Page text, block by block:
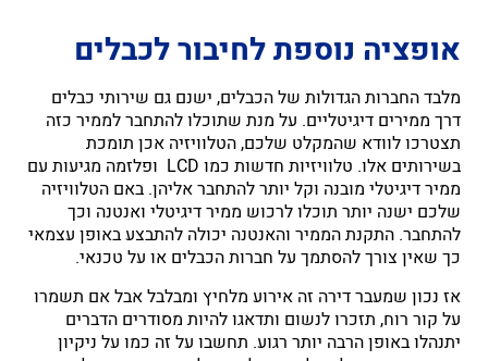
אופציה נוספת לחיבור לכבלים
מלבד החברות הגדולות של הכבלים, ישנם גם שירותי כבלים
דרך ממירים דיגיטליים. על מנת שתוכלו להתחבר לממיר כזה
תצטרכו לוודא שהמקלט שלכם, הטלוויזיה אכן תומכת
בשירותים אלו. טלוויזיות חדשות כמו LCD ופלזמה מגיעות עם
ממיר דיגיטלי מובנה וקל יותר להתחבר אליהן. באם הטלוויזיה
שלכם ישנה יותר תוכלו לרכוש ממיר דיגיטלי ואנטנה וכך
להתחבר. התקנת הממיר והאנטנה יכולה להתבצע באופן עצמאי
כך שאין צורך להסתמך על חברות הכבלים או על טכנאי.
אז נכון שמעבר דירה זה אירוע מלחיץ ומבלבל אבל אם תשמרו
על קור רוח, תזכרו לנשום ותדאגו להיות מסודרים הדברים
יתנהלו באופן הרבה יותר רגוע. תחשבו על זה כמו על ניקיון